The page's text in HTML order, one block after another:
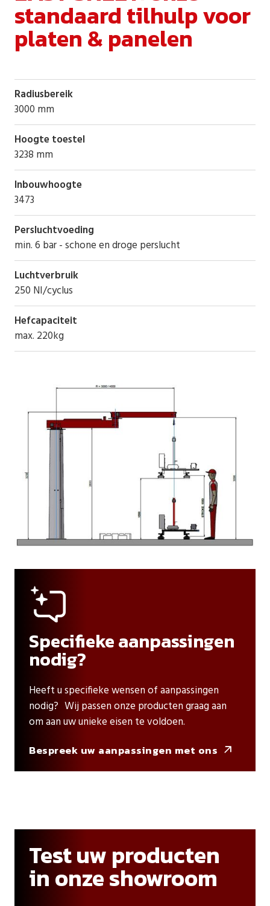
standaard tilhulp voor
platen & panelen
Radiusbereik
3000 mm
Hoogte toestel
3238 mm
Inbouwhoogte
3473
Persluchtvoeding
min. 6 bar - schone en droge perslucht
Luchtverbruik
250 NI/cyclus
Hefcapaciteit
max. 220kg
Specifieke aanpassingen
nodig?
Heeft u specifieke wensen of aanpassingen
nodig? Wij passen onze producten graag aan
om aan uw unieke eisen te voldoen.
Bespreek uw aanpassingen met ons 
Test uw producten
in onze showroom